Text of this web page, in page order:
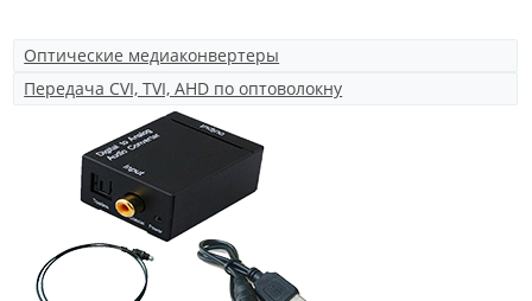
Оптические медиаконвертеры
Передача CVI, TVI, AHD по оптоволокну